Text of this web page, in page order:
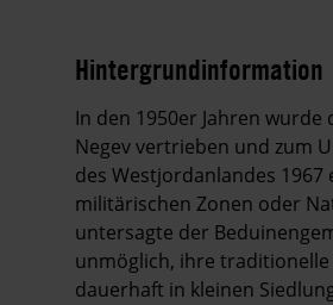
Hintergrundinformation
Hintergrund
In den 1950er Jahren
Negev vertrieben und zum
des Westjordanlandes
militärischen Zonen oder
untersagte der
unmöglich, ihre traditionelle
dauerhaft in kleinen